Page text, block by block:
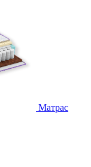
Матрас